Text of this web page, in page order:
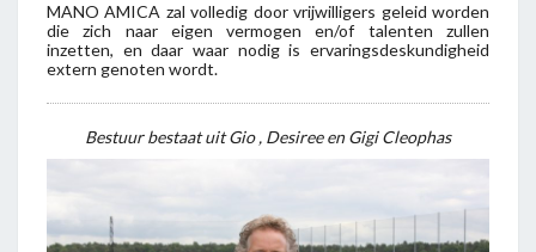
MANO AMICA zal volledig door vrijwilligers geleid worden
die zich naar eigen vermogen en/of talenten zullen
inzetten, en daar waar nodig is ervaringsdeskundigheid
extern genoten wordt.
Bestuur bestaat uit Gio , Desiree en Gigi Cleophas